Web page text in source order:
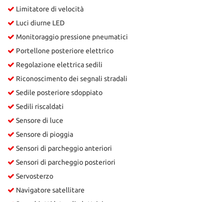
Limitatore di velocità
Luci diurne LED
Monitoraggio pressione pneumatici
Portellone posteriore elettrico
Regolazione elettrica sedili
Riconoscimento dei segnali stradali
Sedile posteriore sdoppiato
Sedili riscaldati
Sensore di luce
Sensore di pioggia
Sensori di parcheggio anteriori
Sensori di parcheggio posteriori
Servosterzo
Navigatore satellitare